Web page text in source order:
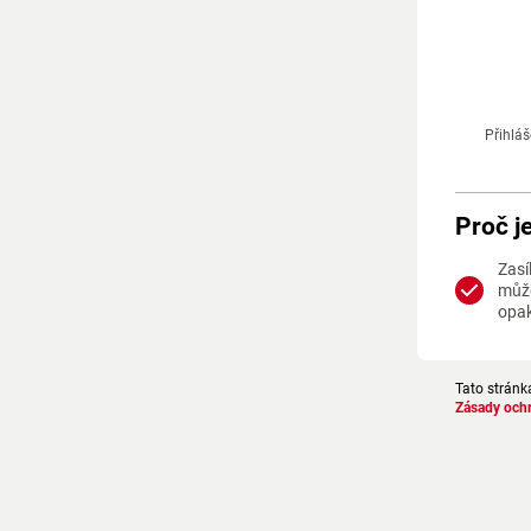
Proč
Tato
Zásady